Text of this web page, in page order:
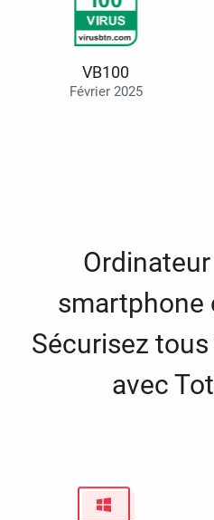
VB100
Février 2025
smartphone
Sécurisez
avec